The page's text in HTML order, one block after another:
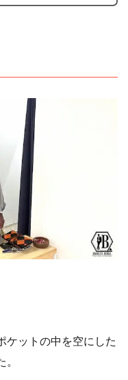
ケットの中を空にした